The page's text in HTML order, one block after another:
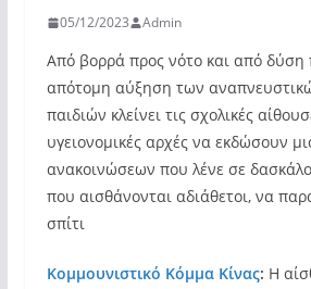
05/12/2023 Admin
Από βορρά προς νότο και από δύση
απότομη αύξηση των
παιδιών κλείνει τις σχολικές
υγειονομικές αρχές να εκδώσουν
ανακοινώσεων που λένε σε
που αισθάνονται αδιάθετοι, να
σπίτι
Κομμουνιστικό Κόμμα Κίνας: Η